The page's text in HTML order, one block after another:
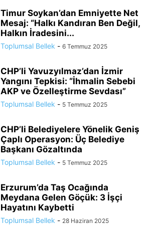
Timur Soykan’dan Emniyette Net
Mesaj: “Halkı Kandıran Ben Değil,
Halkın İradesini...
Toplumsal Bellek - 6 Temmuz 2025
CHP’li Yavuzyılmaz’dan İzmir
Yangını Tepkisi: “İhmalin Sebebi
AKP ve Özelleştirme Sevdası”
Toplumsal Bellek - 5 Temmuz 2025
CHP’li Belediyelere Yönelik Geniş
Çaplı Operasyon: Üç Belediye
Başkanı Gözaltında
Toplumsal Bellek - 5 Temmuz 2025
Erzurum’da Taş Ocağında
Meydana Gelen Göçük: 3 İşçi
Hayatını Kaybetti
Toplumsal Bellek - 28 Haziran 2025